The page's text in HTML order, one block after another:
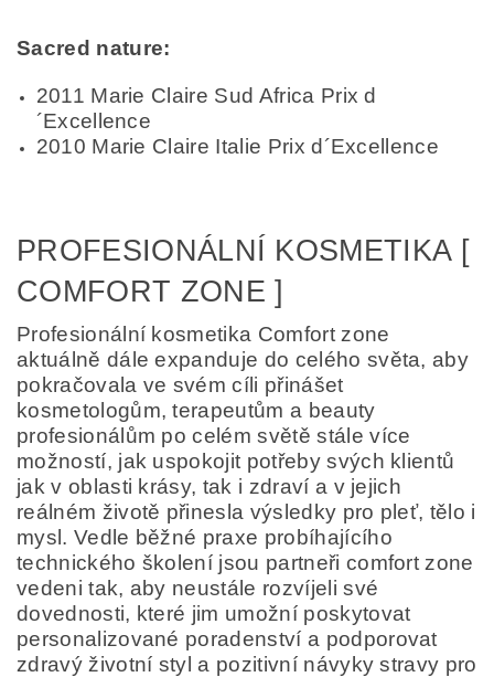
Sacred nature:
2011 Marie Claire Sud Africa Prix d
´Excellence
2010 Marie Claire Italie Prix d´Excellence
PROFESIONÁLNÍ KOSMETIKA [
COMFORT ZONE ]
Profesionální kosmetika Comfort zone
aktuálně dále expanduje do celého světa, aby
pokračovala ve svém cíli přinášet
kosmetologům, terapeutům a beauty
profesionálům po celém světě stále více
možností, jak uspokojit potřeby svých klientů
jak v oblasti krásy, tak i zdraví a v jejich
reálném životě přinesla výsledky pro pleť, tělo i
mysl. Vedle běžné praxe probíhajícího
technického školení jsou partneři comfort zone
vedeni tak, aby neustále rozvíjeli své
dovednosti, které jim umožní poskytovat
personalizované poradenství a podporovat
zdravý životní styl a pozitivní návyky stravy pro